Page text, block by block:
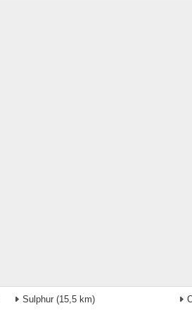
Sulphur (15,5 km)